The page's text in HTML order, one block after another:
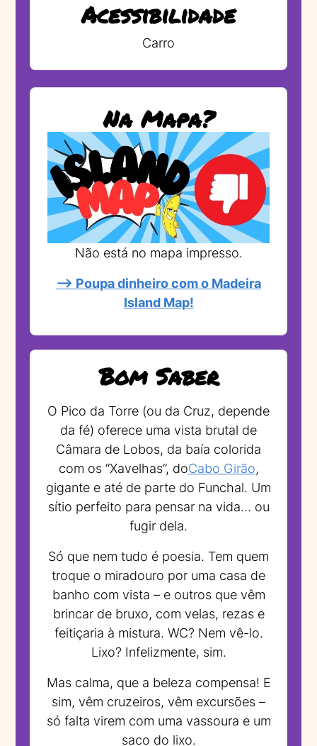
Acessibilidade
Carro
Na Mapa?
Não está no mapa impresso.
--> Poupa dinheiro com o Madeira
Island Map!
Bom Saber
O Pico da Torre (ou da Cruz, depende
da fé) oferece uma vista brutal de
Câmara de Lobos, da baía colorida
com os “Xavelhas”, doCabo Girão,
gigante e até de parte do Funchal. Um
sítio perfeito para pensar na vida… ou
fugir dela.
Só que nem tudo é poesia. Tem quem
troque o miradouro por uma casa de
banho com vista – e outros que vêm
brincar de bruxo, com velas, rezas e
feitiçaria à mistura. WC? Nem vê-lo.
Lixo? Infelizmente, sim.
Mas calma, que a beleza compensa! E
sim, vêm cruzeiros, vêm excursões –
só falta virem com uma vassoura e um
saco do lixo.